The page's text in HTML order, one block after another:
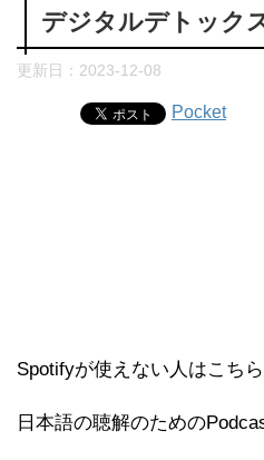
デジタルデトック
更新日： 2023-12-08
Pocket
Spotifyが使えない人はこち
日本語の聴解のための